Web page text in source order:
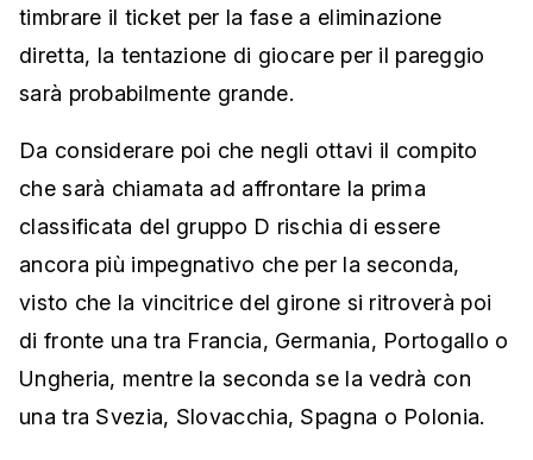
timbrare il ticket per la fase a eliminazione
diretta, la tentazione di giocare per il pareggio
sarà probabilmente grande.
Da considerare poi che negli ottavi il compito
che sarà chiamata ad affrontare la prima
classificata del gruppo D rischia di essere
ancora più impegnativo che per la seconda,
visto che la vincitrice del girone si ritroverà poi
di fronte una tra Francia, Germania, Portogallo o
Ungheria, mentre la seconda se la vedrà con
una tra Svezia, Slovacchia, Spagna o Polonia.